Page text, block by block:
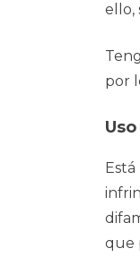
ello,
por
que